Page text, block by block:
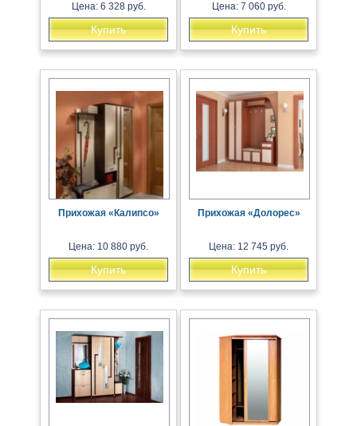
Цена: 6 328 руб.
Купить
Цена: 7 060 руб.
Купить
Прихожая «Калипсо»
Цена: 10 880 руб.
Купить
Прихожая «Долорес»
Цена: 12 745 руб.
Купить